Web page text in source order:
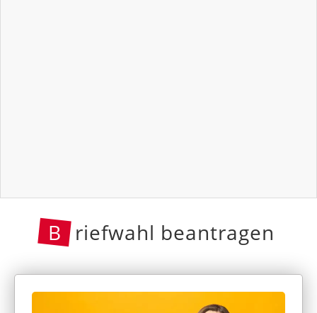
B riefwahl beantragen